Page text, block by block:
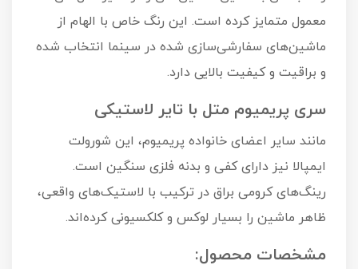
معمول متمایز کرده است. این رنگ خاص با الهام از
ماشین‌های سفارشی‌سازی شده در سینما انتخاب شده
و براقیت و کیفیت بالایی دارد.
سری پریمیوم متل با تایر لاستیکی
مانند سایر اعضای خانواده پریمیوم، این شورولت
ایمپالا نیز دارای کفی و بدنه فلزی سنگین است.
رینگ‌های کرومی براق در ترکیب با لاستیک‌های واقعی،
ظاهر ماشین را بسیار لوکس و کلکسیونی کرده‌اند.
مشخصات محصول: